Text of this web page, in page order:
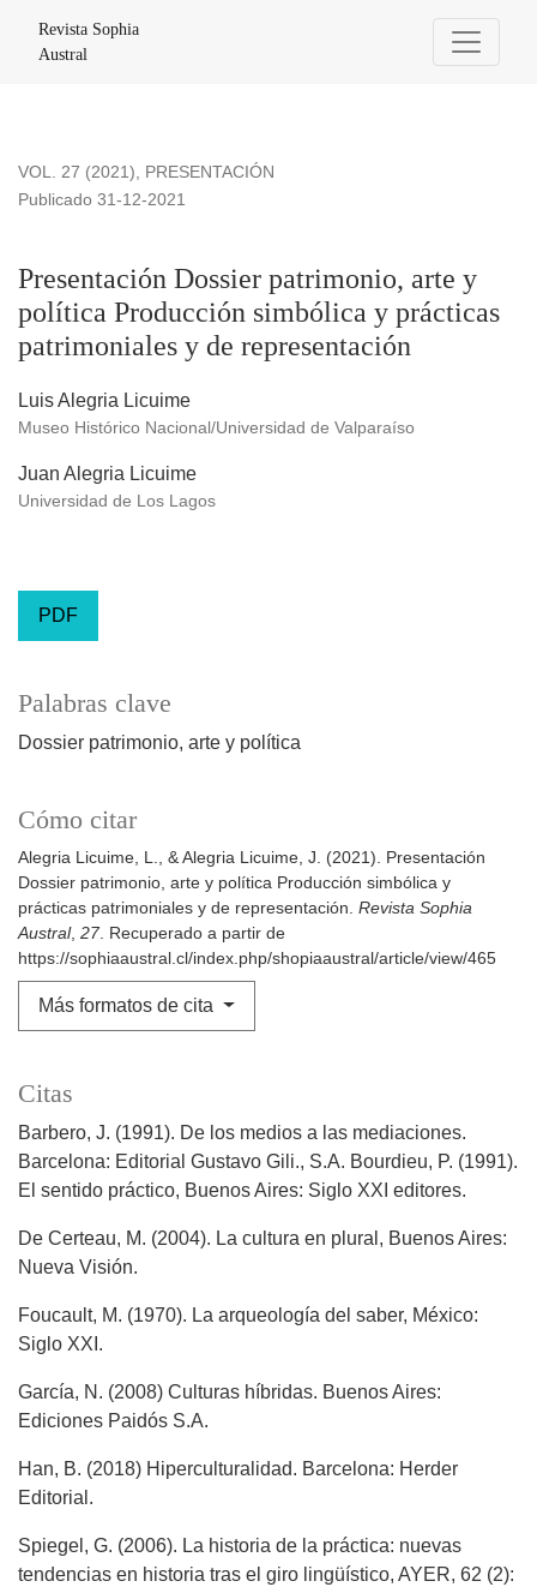
Revista Sophia
Austral
VOL. 27 (2021), PRESENTACIÓN
Presentación Dossier patrimonio, arte y
política Producción simbólica y prácticas
patrimoniales y de representación
Publicado 31-12-2021
Luis Alegria Licuime
Museo Histórico Nacional/Universidad de Valparaíso
Juan Alegria Licuime
Universidad de Los Lagos
PDF
Palabras clave
Dossier patrimonio, arte y política
Cómo citar
Alegria Licuime, L., & Alegria Licuime, J. (2021). Presentación
Dossier patrimonio, arte y política Producción simbólica y
prácticas patrimoniales y de representación. Revista Sophia
Austral, 27. Recuperado a partir de
https://sophiaaustral.cl/index.php/shopiaaustral/article/view/465
Más formatos de cita
Citas
Barbero, J. (1991). De los medios a las mediaciones.
Barcelona: Editorial Gustavo Gili., S.A. Bourdieu, P. (1991).
El sentido práctico, Buenos Aires: Siglo XXI editores.
De Certeau, M. (2004). La cultura en plural, Buenos Aires:
Nueva Visión.
Foucault, M. (1970). La arqueología del saber, México:
Siglo XXI.
García, N. (2008) Culturas híbridas. Buenos Aires:
Ediciones Paidós S.A.
Han, B. (2018) Hiperculturalidad. Barcelona: Herder
Editorial.
Spiegel, G. (2006). La historia de la práctica: nuevas
tendencias en historia tras el giro lingüístico, AYER, 62 (2):